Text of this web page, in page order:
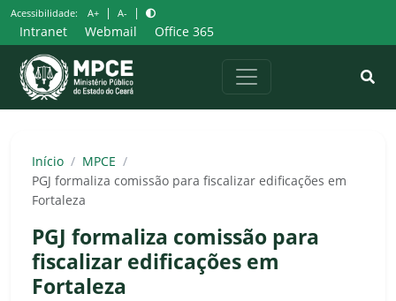
Pular
para
o
conteúdo
Acessibilidade: A+ | A- |
Intranet Webmail Office 365
Início / MPCE /
PGJ formaliza comissão para fiscalizar edificações em
Fortaleza
PGJ formaliza comissão para
fiscalizar edificações em
Fortaleza